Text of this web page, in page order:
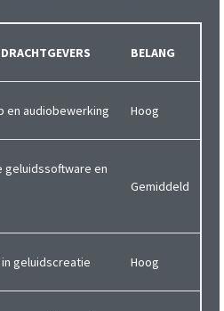
BELANG
en audiobewerking Hoog
geluidssoftware en
Gemiddeld
geluidscreatie Hoog